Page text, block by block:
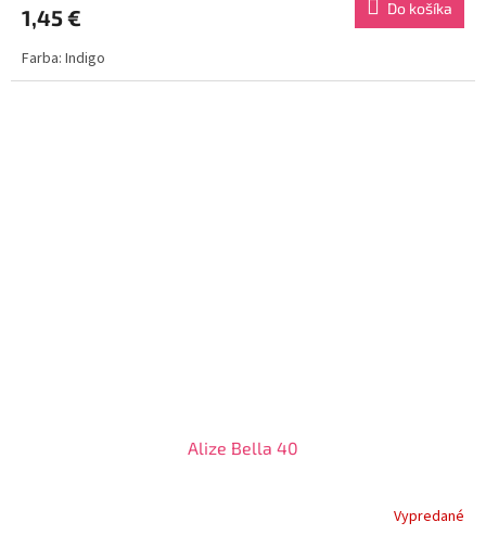
1,45 € Do košíka
Farba: Indigo
Alize Bella 40
Vypredané